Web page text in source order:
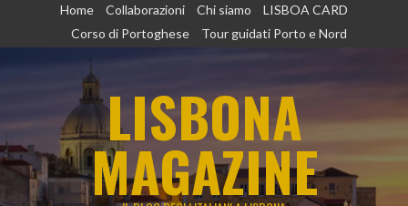
Home Collaborazioni Chi siamo
LISBOA CARD
Corso di Portoghese
Tour guidati Porto e Nord
LISBONA
MAGAZINE